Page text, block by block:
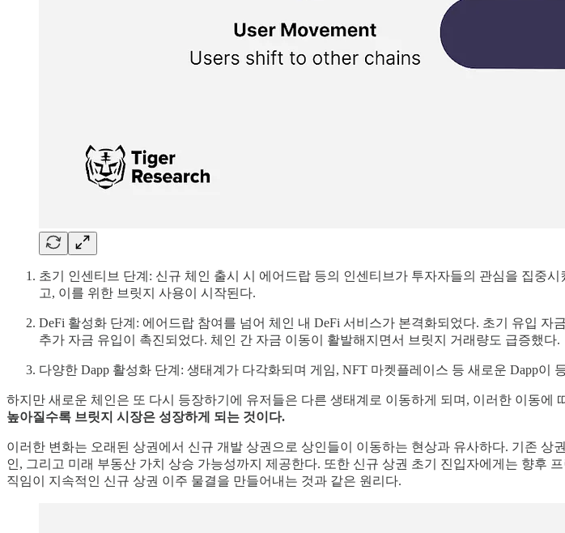
초기 인센티브 단계: 신규 체인 출시 시 에어드랍 등의 인센티브가 투자자들의 관심을 집중
고, 이를 위한 브릿지 사용이 시작된다.
DeFi 활성화 단계: 에어드랍 참여를 넘어 체인 내 DeFi 서비스가 본격화되었다. 초기 유입
추가 자금 유입이 촉진되었다. 체인 간 자금 이동이 활발해지면서 브릿지 거래량도 급증했다.
다양한 Dapp 활성화 단계: 생태계가 다각화되며 게임, NFT 마켓플레이스 등 새로운 Dapp
하지만 새로운 체인은 또 다시 등장하기에 유저들은 다른 생태계로 이동하게 되며, 이러한 이동에
높아질수록 브릿지 시장은 성장하게 되는 것이다.
이러한 변화는 오래된 상권에서 신규 개발 상권으로 상인들이 이동하는 현상과 유사하다. 기존
인, 그리고 미래 부동산 가치 상승 가능성까지 제공한다. 또한 신규 상권 초기 진입자에게는 향후
직임이 지속적인 신규 상권 이주 물결을 만들어내는 것과 같은 원리다.